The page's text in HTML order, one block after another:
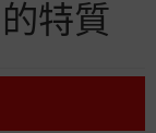
特質